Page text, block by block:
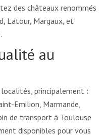
des châteaux renommés
Latour, Margaux, et
au
principalement :
Emilion, Marmande,
de transport à Toulouse
disponibles pour vous